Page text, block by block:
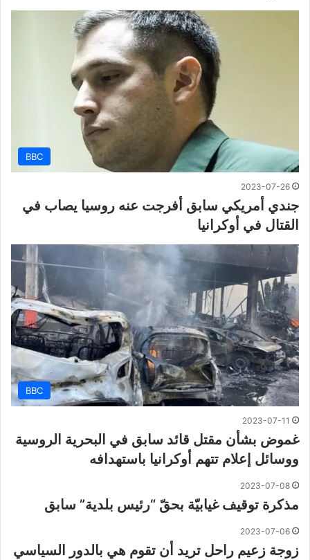
BBC
2023-07-26
جندي أمريكي سابق أفرجت عنه روسيا يصاب في
القتال في أوكرانيا
BBC
2023-07-11
غموض بشأن مقتل قائد سابق في البحرية الروسية
ووسائل إعلام تتهم أوكرانيا باستهدافه
2023-07-08
مذكرة توقيف غيابيّة بحقّ “رئيس بلدية” سابق
2023-07-06
زوجة زعيم راحل تريد أن تقوم هي بالدور السياسي